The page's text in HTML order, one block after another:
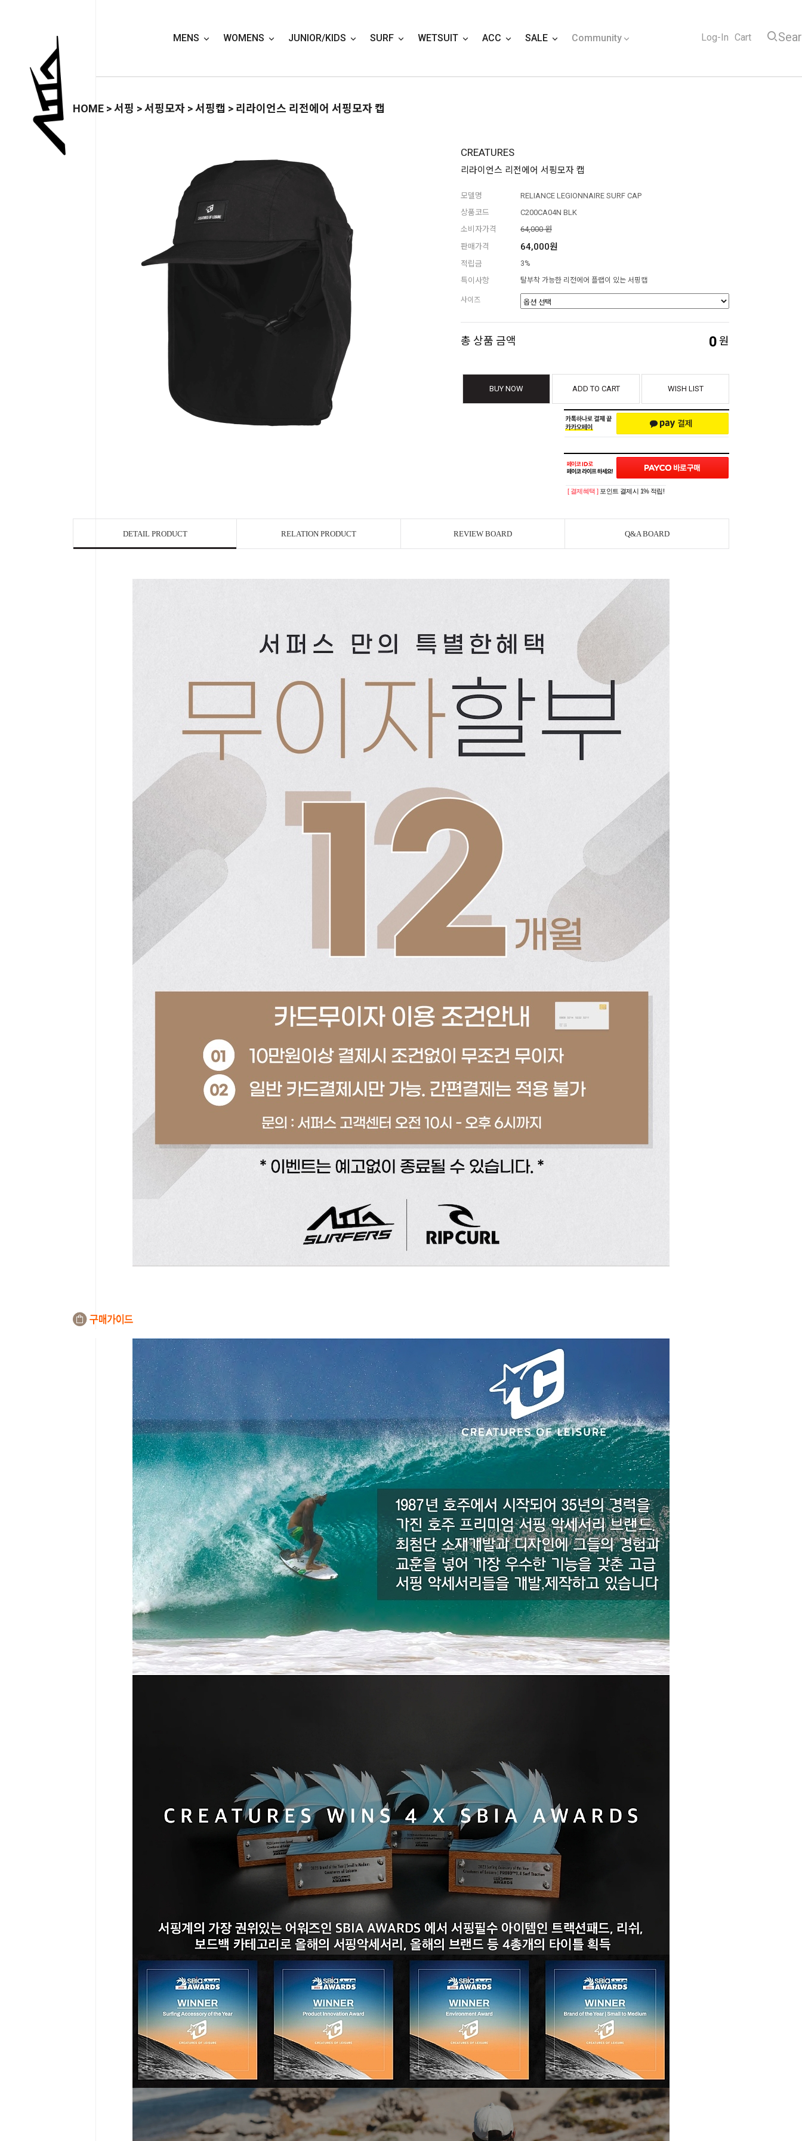
MENS WOMENS JUNIOR/KIDS SURF WETSUIT ACC SALE Community Log-In Cart
HOME >서핑 >서핑모자 >서핑캡 > 리라이언스 리전에어 서핑모자 캡
CREATURES
리라이언스 리전에어 서핑모자 캡
모델명
RELIANCE LEGIONNAIRE SURF CAP
상품코드
C200CA04N BLK
소비자가격
64,000 원
판매가격
64,000원
적립금 3%
특이사항 탈부착 가능한 리전에어 플랩이 있는 서핑캡
사이즈
총 상품 금액 0원
BUY NOW ADD TO CART WISH LIST
코 라이프 하세요!
[ 결제혜택 ] 포인트 결제시 1% 적립!
DETAIL PRODUCT RELATION PRODUCT REVIEW BOARD Q&A BOARD